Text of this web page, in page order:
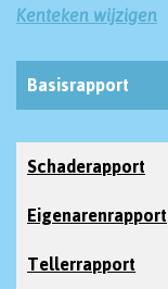
Kenteken wijzigen
Basisrapport
Schaderapport
Eigenarenrapport
Tellerrapport